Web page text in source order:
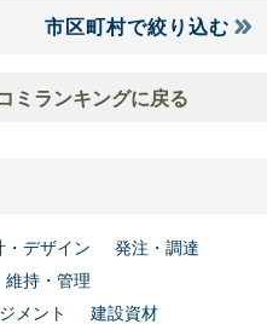
市区町村で絞り込む
ミランキングに戻る
・デザイン
発注・調達
維持・管理
メント
建設資材